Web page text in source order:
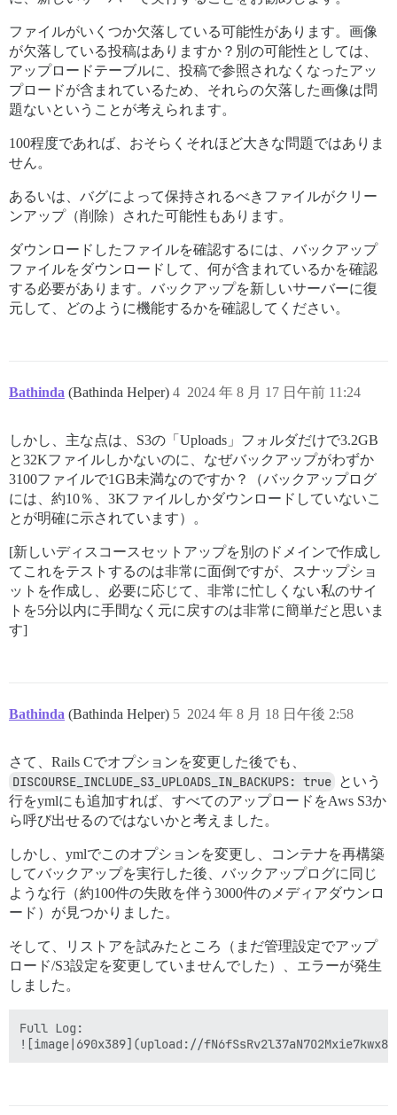
ファイルがいくつか欠落している可能性があります。画像
が欠落している投稿はありますか？別の可能性としては、
アップロードテーブルに、投稿で参照されなくなったアッ
プロードが含まれているため、それらの欠落した画像は問
題ないということが考えられます。
100程度であれば、おそらくそれほど大きな問題ではありま
せん。
あるいは、バグによって保持されるべきファイルがクリー
ンアップ（削除）された可能性もあります。
ダウンロードしたファイルを確認するには、バックアップ
ファイルをダウンロードして、何が含まれているかを確認
する必要があります。バックアップを新しいサーバーに復
元して、どのように機能するかを確認してください。
Bathinda (Bathinda Helper) 2024 年 8 月 17 日午前 11:24
4
しかし、主な点は、S3の「Uploads」フォルダだけで3.2GB
と32Kファイルしかないのに、なぜバックアップがわずか
3100ファイルで1GB未満なのですか？（バックアップログ
には、約10％、3Kファイルしかダウンロードしていないこ
とが明確に示されています）。
[新しいディスコースセットアップを別のドメインで作成し
てこれをテストするのは非常に面倒ですが、スナップショ
ットを作成し、必要に応じて、非常に忙しくない私のサイ
トを5分以内に手間なく元に戻すのは非常に簡単だと思いま
す]
Bathinda (Bathinda Helper) 2024 年 8 月 18 日午後 2:58
5
さて、Rails Cでオプションを変更した後でも、
DISCOURSE_INCLUDE_S3_UPLOADS_IN_BACKUPS: true という
行をymlにも追加すれば、すべてのアップロードをAws S3か
ら呼び出せるのではないかと考えました。
しかし、ymlでこのオプションを変更し、コンテナを再構築
してバックアップを実行した後、バックアップログに同じ
ような行（約100件の失敗を伴う3000件のメディアダウンロ
ード）が見つかりました。
そして、リストアを試みたところ（まだ管理設定でアップ
ロード/S3設定を変更していませんでした）、エラーが発生
しました。
Full Log: